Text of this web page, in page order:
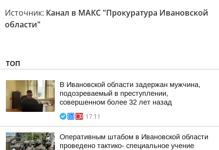
Источник: Канал в МАКС "Прокуратура Ивановской
области"
ТОП
В Ивановской области задержан мужчина,
подозреваемый в преступлении,
совершенном более 32 лет назад
17:11
Оперативным штабом в Ивановской области
проведено тактико- специальное учение